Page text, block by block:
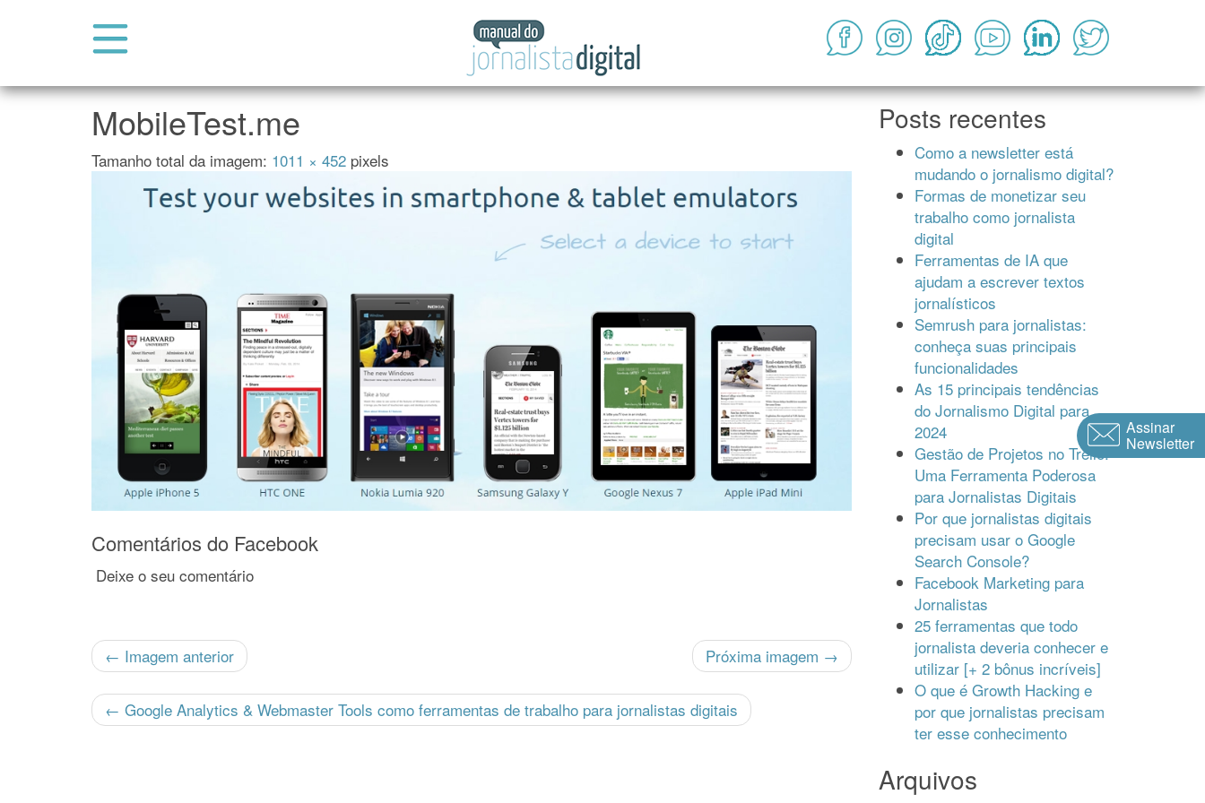
Pular para o conteúdo
Abrir Menu do Site
do
Jornalista
Digital
Assinar
Newsletter
MobileTest.me
Tamanho total da imagem: 1011 × 452 pixels
Comentários do Facebook
Deixe o seu comentário
← Imagem anterior Próxima imagem →
← Google Analytics & Webmaster Tools como ferramentas de trabalho para jornalistas digitais
Posts recentes
Como a newsletter está
mudando o jornalismo digital?
Formas de monetizar seu
trabalho como jornalista
digital
Ferramentas de IA que
ajudam a escrever textos
jornalísticos
Semrush para jornalistas:
conheça suas principais
funcionalidades
As 15 principais tendências
do Jornalismo Digital para
2024
Gestão de Projetos no Trello:
Uma Ferramenta Poderosa
para Jornalistas Digitais
Por que jornalistas digitais
precisam usar o Google
Search Console?
Facebook Marketing para
Jornalistas
25 ferramentas que todo
jornalista deveria conhecer e
utilizar [+ 2 bônus incríveis]
O que é Growth Hacking e
por que jornalistas precisam
ter esse conhecimento
Arquivos